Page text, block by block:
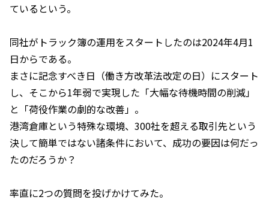
ているという。
同社がトラック簿の運用をスタートしたのは2024年4月1
日からである。
まさに記念すべき日（働き方改革法改定の日）にスタート
し、そこから1年弱で実現した「大幅な待機時間の削減」
と「荷役作業の劇的な改善」。
港湾倉庫という特殊な環境、300社を超える取引先という
決して簡単ではない諸条件において、成功の要因は何だっ
たのだろうか？
率直に2つの質問を投げかけてみた。